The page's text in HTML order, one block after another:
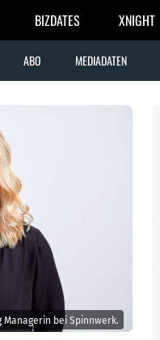
BIZDATES XNIGHT
ABO MEDIADATEN
bei Spinnwerk.